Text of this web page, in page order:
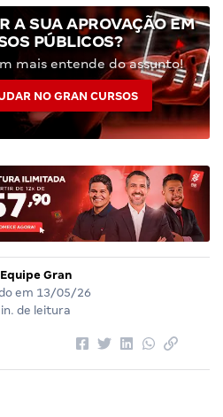
A SUA APROVAÇÃO EM
PÚBLICOS?
mais entende do assunto!
NO GRAN CURSOS
Equipe Gran
em 13/05/26
de leitura